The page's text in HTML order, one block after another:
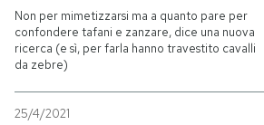
Non per mimetizzarsi ma a quanto pare per
confondere tafani e zanzare, dice una nuova
ricerca (e sì, per farla hanno travestito cavalli
da zebre)
25/4/2021